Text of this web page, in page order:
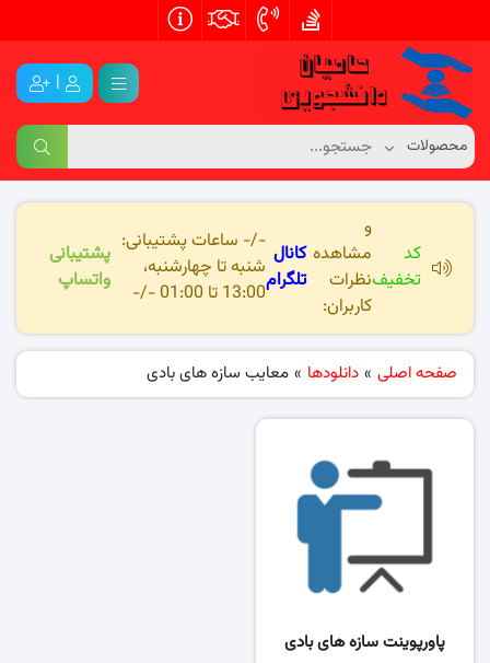
|
کد
تخفیف
و
مشاهده
نظرات
کاربران:
کانال
تلگرام
-/- ساعات پشتیبانی:
شنبه تا چهارشنبه،
13:00 تا 01:00 -/-
پشتیبانی
واتساپ
صفحه اصلی » دانلودها » معایب سازه های بادی
پاورپوینت سازه های بادی